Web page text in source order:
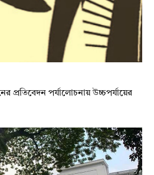
প্রতিবেদন পর্যালোচনায় উচ্চপর্যায়ের